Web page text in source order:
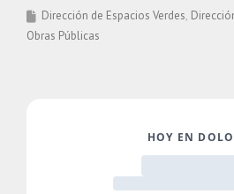
Dirección de Espacios Verdes
Obras Públicas